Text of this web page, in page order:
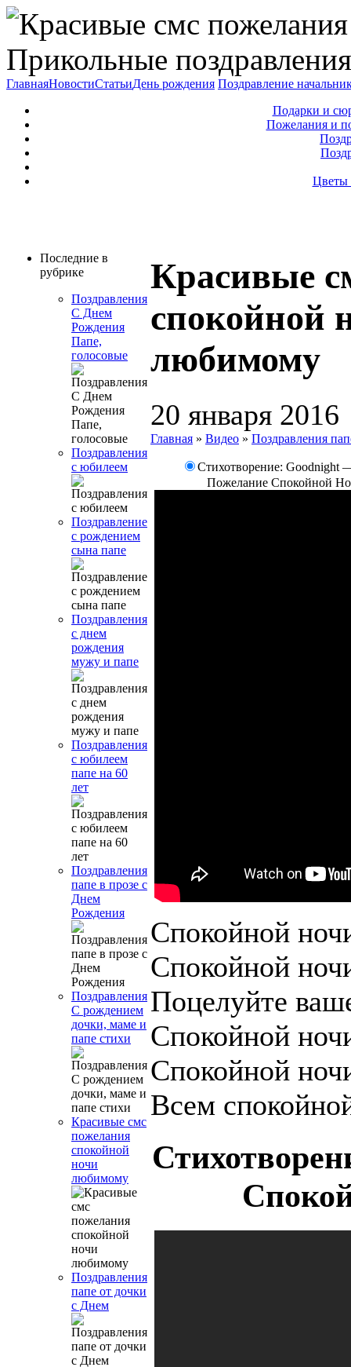
Прикольные
ГлавнаяНовостиСтатьиДень рождения Поздравление
Подарки и
Пожелания и
Цветы
Последние в
рубрике
Поздравления
С Днем
Рождения
Папе,
голосовые
Поздравления
с юбилеем
Поздравление
с рождением
сына папе
Поздравления
с днем
рождения
мужу и папе
Поздравления
с юбилеем
папе на 60
лет
Поздравления
папе в прозе с
Днем
Рождения
Поздравления
С рождением
дочки, маме и
папе стихи
Красивые смс
пожелания
спокойной
ночи
любимому
Поздравления
папе от дочки
с Днем
Красивые
спокойной
любимому
20 января 2016
Главная » Видео » Поздравления
Стихотворение:
Пожелание Спокойной
Спокойной
Спокойной
Поцелуйте
Спокойной
Спокойной
Всем